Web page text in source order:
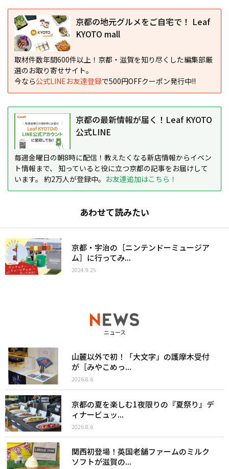
京都の地元グルメをご自宅で！ Leaf
KYOTO mall
取材件数年間600件以上！京都・滋賀を知り尽くした編集部厳
選のお取り寄せサイト。
今なら公式LINEお友達登録で500円OFFクーポン発行中!!
京都の最新情報が届く！Leaf KYOTO
公式LINE
毎週金曜日の朝8時に配信！教えたくなる新店情報からイベン
ト情報まで、 知っていると役に立つ京都の記事をお届けして
います。 約2万人が登録中。 お友達追加はこちら！
あわせて読みたい
京都・宇治の［ニンテンドーミュージア
ム］に行ってみ...
2024.9.25
ニュース
山麓以外で初！「大文字」の護摩木受付
が［みやこめっ...
2026.8.6
京都の夏を楽しむ1夜限りの『夏祭り』デ
ィナービュッ...
2026.8.6
関西初登場！英国老舗ファームのミルク
ソフトが滋賀の...